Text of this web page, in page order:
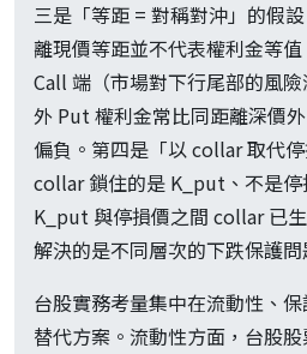
三是「等距 = 對稱對沖」的假
離現價等距並不代表權利金等
Call 端（市場對下行尾部的風
外 Put 權利金常比同距離深價
偏負。第四是「以 collar 取代
collar 鎖住的是 K_put、不是
K_put 與停損價之間 collar 已
解決的是不同層次的下跌保護問
台股實務考量集中在流動性、
替代方案。流動性方面，台股